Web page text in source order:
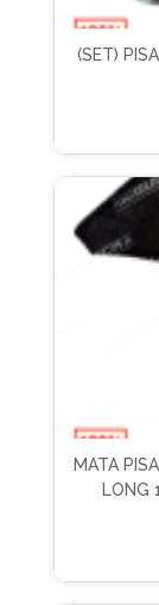
(SET)
MATA
LONG